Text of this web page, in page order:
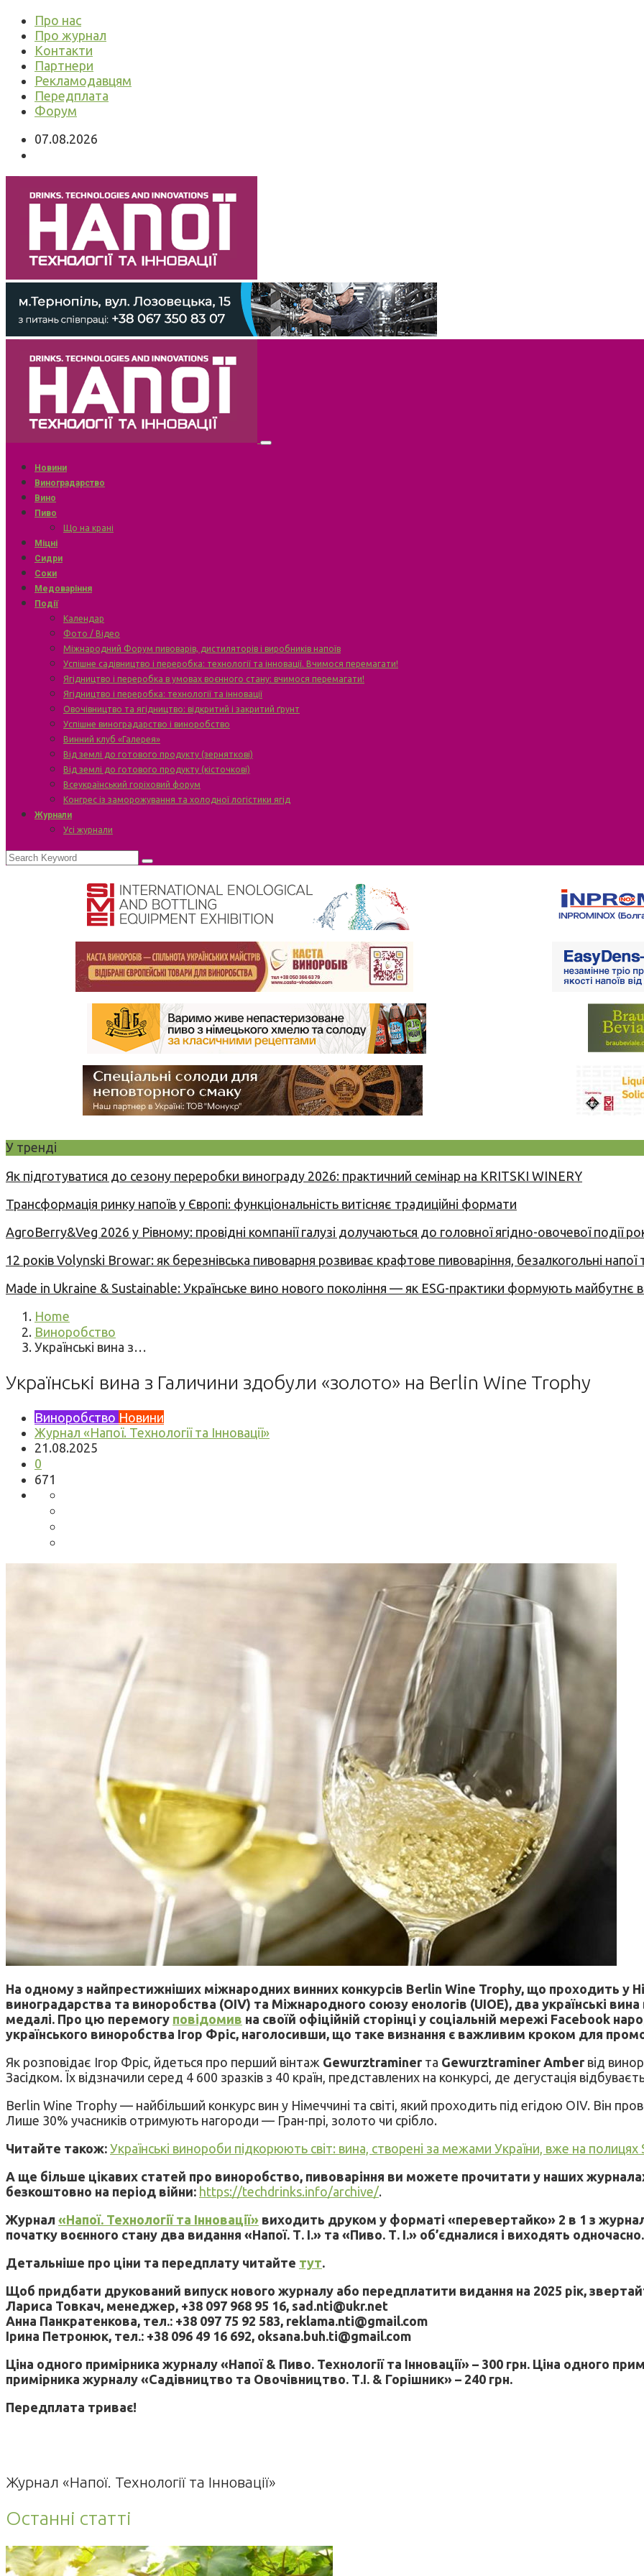
Про нас
Про журнал
Контакти
Партнери
Рекламодавцям
Передплата
Форум
07.08.2026
Новини
Виноградарство
Вино
Пиво
Що на крані
Міцні
Сидри
Соки
Медоваріння
Події
Календар
Фото / Відео
Міжнародний Форум пивоварів, дистиляторів і виробників напоїв
Успішне садівництво і переробка: технології та інновації. Вчимося перемагати!
Ягідництво і переробка в умовах воєнного стану: вчимося перемагати!
Ягідництво і переробка: технології та інновації
Овочівництво та ягідництво: відкритий і закритий ґрунт
Успішне виноградарство і виноробство
Винний клуб «Галерея»
Від землі до готового продукту (зерняткові)
Від землі до готового продукту (кісточкові)
Всеукраїнський горіховий форум
Конгрес із заморожування та холодної логістики ягід
Журнали
Усі журнали
У тренді
Як підготуватися до сезону переробки винограду 2026: практичний семінар на KRITSKI WINERY
Трансформація ринку напоїв у Європі: функціональність витісняє традиційні формати
AgroBerry&Veg 2026 у Рівному: провідні компанії галузі долучаються до головної ягідно-овочевої події
12 років Volynski Browar: як березнівська пивоварня розвиває крафтове пивоваріння, безалкогольні напої
Made in Ukraine & Sustainable: Українське вино нового покоління — як ESG-практики формують майбутнє
Home
Виноробство
Українські вина з…
Українські вина з Галичини здобули «золото» на Berlin Wine Trophy
Виноробство Новини
Журнал «Напої. Технології та Інновації»
21.08.2025
0
671
На одному з найпрестижніших міжнародних винних конкурсів Berlin Wine Trophy, що проходить у
виноградарства та виноробства (OIV) та Міжнародного союзу енологів (UIOE), два українські
медалі. Про цю перемогу повідомив на своїй офіційній сторінці у соціальній мережі Facebook
українського виноробства Ігор Фріс, наголосивши, що таке визнання є важливим кроком для
Як розповідає Ігор Фріс, йдеться про перший вінтаж Gewurztraminer та Gewurztraminer Amber від
Засідком. Їх відзначили серед 4 600 зразків з 40 країн, представлених на конкурсі, де дегустація
Berlin Wine Trophy — найбільший конкурс вин у Німеччині та світі, який проходить під егідою OIV. Він
Лише 30% учасників отримують нагороди — Гран-прі, золото чи срібло.
Читайте також: Українські винороби підкорюють світ: вина, створені за межами України, вже на полицях
А ще більше цікавих статей про виноробство, пивоваріння ви можете прочитати у наших
безкоштовно на період війни: https://techdrinks.info/archive/.
Журнал «Напої. Технології та Інновації» виходить друком у форматі «перевертайко» 2 в 1 з
початку воєнного стану два видання «Напої. Т. І.» та «Пиво. Т. І.» об’єдналися і виходять одночасно.
Детальніше про ціни та передплату читайте тут.
Щоб придбати друкований випуск нового журналу або передплатити видання на 2025 рік,
Лариса Товкач, менеджер, +38 097 968 95 16, sad.nti@ukr.net
Анна Панкратенкова, тел.: +38 097 75 92 583, reklama.nti@gmail.com
Ірина Петронюк, тел.: +38 096 49 16 692, oksana.buh.ti@gmail.com
Ціна одного примірника журналу «Напої & Пиво. Технології та Інновації» – 300 грн. Ціна одного
примірника журналу «Садівництво та Овочівництво. Т.І. & Горішник» – 240 грн.
Передплата триває!
Журнал «Напої. Технології та Інновації»
Останні статті